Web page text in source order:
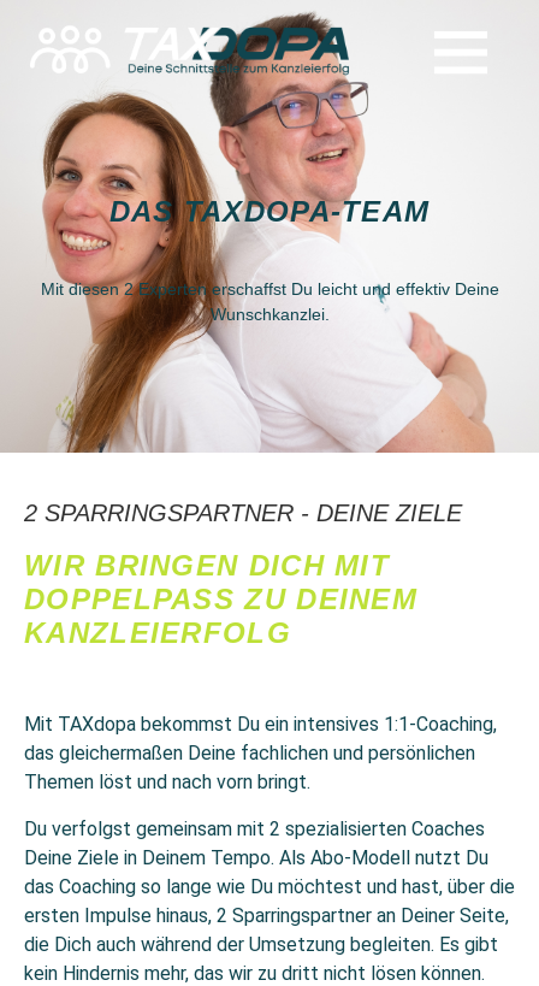
DAS TAXDOPA-TEAM
Mit diesen 2 Experten erschaffst Du leicht und effektiv Deine
Wunschkanzlei.
2 SPARRINGSPARTNER - DEINE ZIELE
WIR BRINGEN DICH MIT
DOPPELPASS ZU DEINEM
KANZLEIERFOLG
Mit TAXdopa bekommst Du ein intensives 1:1-Coaching,
das gleichermaßen Deine fachlichen und persönlichen
Themen löst und nach vorn bringt.
Du verfolgst gemeinsam mit 2 spezialisierten Coaches
Deine Ziele in Deinem Tempo. Als Abo-Modell nutzt Du
das Coaching so lange wie Du möchtest und hast, über die
ersten Impulse hinaus, 2 Sparringspartner an Deiner Seite,
die Dich auch während der Umsetzung begleiten. Es gibt
kein Hindernis mehr, das wir zu dritt nicht lösen können.